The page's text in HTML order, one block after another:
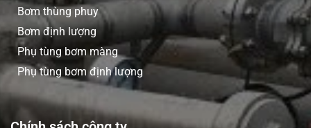
Bơm thùng phuy
Bơm định lượng
Phụ tùng bơm màng
Phụ tùng bơm định lượng